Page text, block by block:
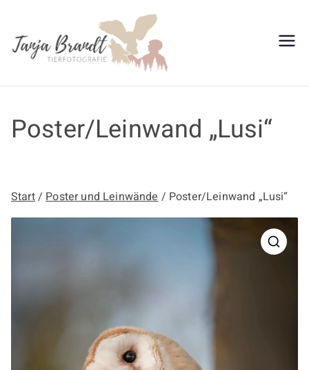
springen
Poster/Leinwand „Lusi“
Start/Poster und Leinwände/ Poster/Leinwand „Lusi“